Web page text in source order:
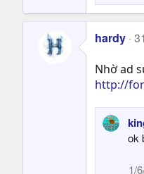
hardy
Nhờ ad
http://
ok
1/